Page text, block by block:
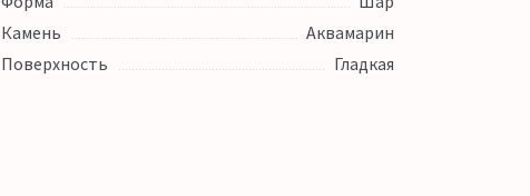
Камень
Аквамарин
Поверхность
Гладкая